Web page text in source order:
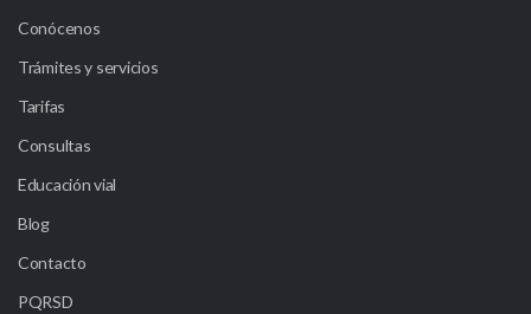
Conócenos
Trámites y servicios
Tarifas
Consultas
Educación vial
Blog
Contacto
PQRSD